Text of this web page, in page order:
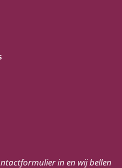
in en wij bellen